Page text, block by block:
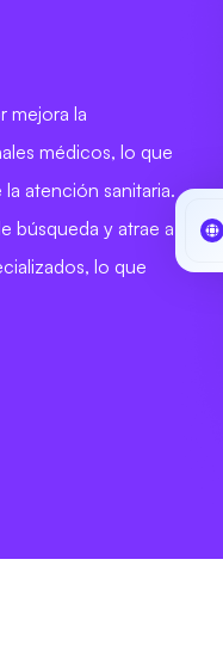
mejora la
médicos, lo que
atención sanitaria.
búsqueda y atrae a
lo que